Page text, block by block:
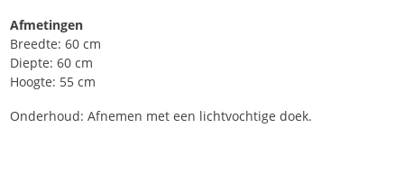
Afmetingen
Breedte: 60 cm
Diepte: 60 cm
Hoogte: 55 cm
Onderhoud: Afnemen met een lichtvochtige doek.